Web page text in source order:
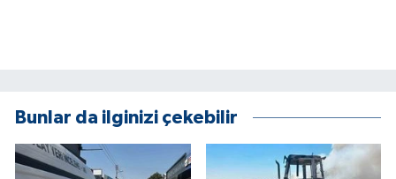
Bunlar da ilginizi çekebilir